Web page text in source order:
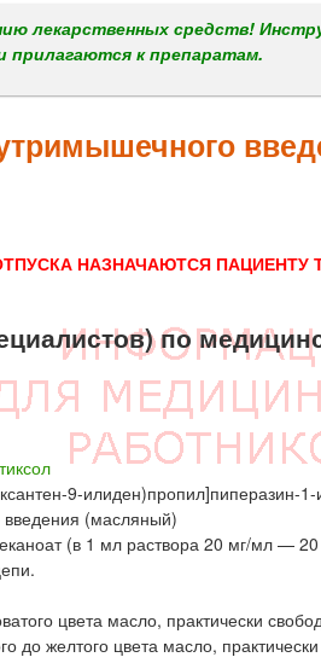
лекарственных средств!
прилагаются к препаратам.
НАЗНАЧАЮТСЯ
по
9-илиден)пропил]пиперазин-1-
введения (масляный)
(в 1 мл раствора 20 мг/мл —
цвета масло, практически
до желтого цвета масло,